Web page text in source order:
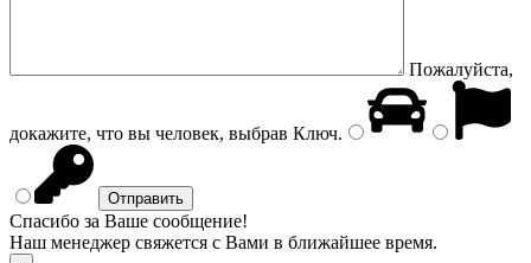
Пожалуйста,
докажите, что вы человек, выбрав Ключ.
Спасибо за Ваше сообщение!
Наш менеджер свяжется с Вами в ближайшее время.